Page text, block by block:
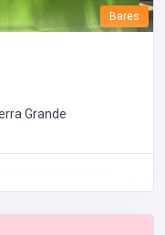
Bares
Grande